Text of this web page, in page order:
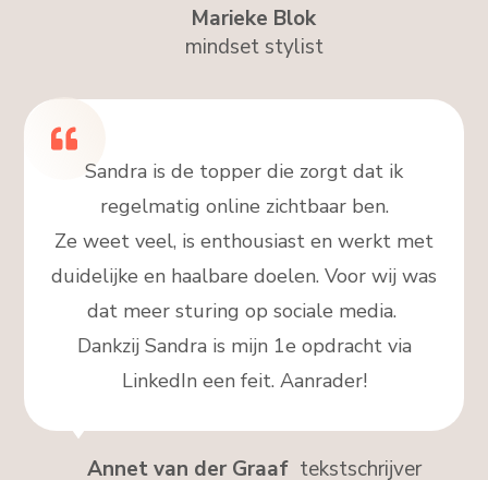
Marieke Blok
mindset stylist
Sandra is de topper die zorgt dat ik
regelmatig online zichtbaar ben.
Ze weet veel, is enthousiast en werkt met
duidelijke en haalbare doelen. Voor wij was
dat meer sturing op sociale media.
Dankzij Sandra is mijn 1e opdracht via
LinkedIn een feit. Aanrader!
Annet van der Graaf tekstschrijver